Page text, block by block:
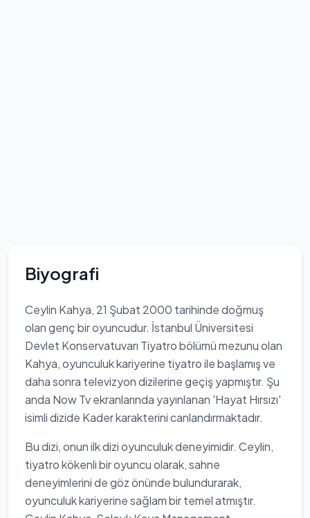
Biyografi
Ceylin Kahya, 21 Şubat 2000 tarihinde doğmuş
olan genç bir oyuncudur. İstanbul Üniversitesi
Devlet Konservatuvarı Tiyatro bölümü mezunu olan
Kahya, oyunculuk kariyerine tiyatro ile başlamış ve
daha sonra televizyon dizilerine geçiş yapmıştır. Şu
anda Now Tv ekranlarında yayınlanan 'Hayat Hırsızı'
isimli dizide Kader karakterini canlandırmaktadır.
Bu dizi, onun ilk dizi oyunculuk deneyimidir. Ceylin,
tiyatro kökenli bir oyuncu olarak, sahne
deneyimlerini de göz önünde bulundurarak,
oyunculuk kariyerine sağlam bir temel atmıştır.